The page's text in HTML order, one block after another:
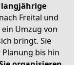
langjährige
Freital und
Umzug von
bringt. Sie
bis hin